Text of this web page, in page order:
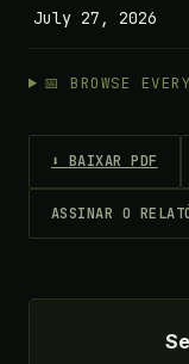
July 27, 2026
📅 BROWSE
⬇ BAIXAR PDF
ASSINAR O